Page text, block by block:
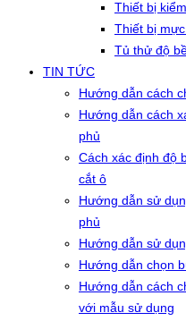
Thiết bị
Thiết bị
Tủ thử độ
TIN TỨC
Hướng dẫn cách
Hướng dẫn cách
phủ
Cách xác định độ
cắt ô
Hướng dẫn sử
phủ
Hướng dẫn sử
Hướng dẫn chọn
Hướng dẫn cách
với mẫu sử dụng